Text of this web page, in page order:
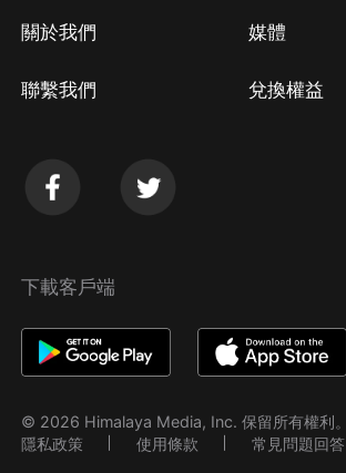
關於我們
聯繫我們
媒體
兌換權益
下載客戶端
© 2026 Himalaya Media, Inc. 保留所有權利。
隱私政策
使用條款 常見問題回答